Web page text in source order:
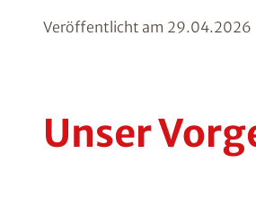
Veröffentlicht am 29.04.2026
Unser